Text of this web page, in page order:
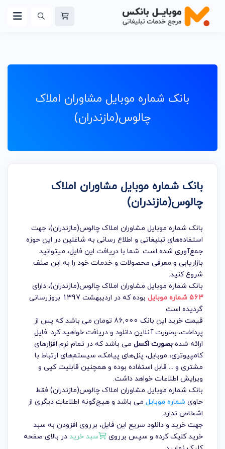
بانک شماره موبایل مشاوران املاک
چالوس(مازندران)
بانک شماره موبایل مشاوران املاک
چالوس(مازندران)
بانک شماره موبایل مشاوران املاک چالوس(مازندران)، جهت
استفاده‌های تبلیغاتی و اطلاع رسانی به شاغلین در این حوزه
جمع‌آوری شده است. شما با دریافت این فایل، میتوانید
بازاریابی و معرفی محصولات و خدمات خود را به این صنف
شروع کنید.
بانک شماره موبایل مشاوران املاک چالوس(مازندران)، دارای
563 شماره موبایل
بوده که در اردیبهشت 1397 بروزرسانی
گردیده است.
قیمت خرید این بانک 86,000 تومان می باشد که پس از
پرداخت، بصورت آنلاین دانلود و دریافت خواهید کرد. فایل
ارائه شدهبصورت اکسل می باشد که در تمام نرم افزارهای
کامپیوتری، موبایل، پنل‌های پیامک، سیستم‌های ارتباط با
مشتری و ... قابل استفاده بوده و همچنین قابلیت کپی و
ویرایش اطلاعات خواهد داشت.
بانک شماره موبایل مشاوران املاک چالوس(مازندران) فقط
حاوی شماره موبایل می باشد و هیچ‌گونه اطلاعات دیگری از
اشخاص ندارد.
جهت خرید و دانلود سریع این فایل، برروی افزودن به سبد
خرید کلیک کرده و سپس برروی
سبد خریددر بالای صفحه